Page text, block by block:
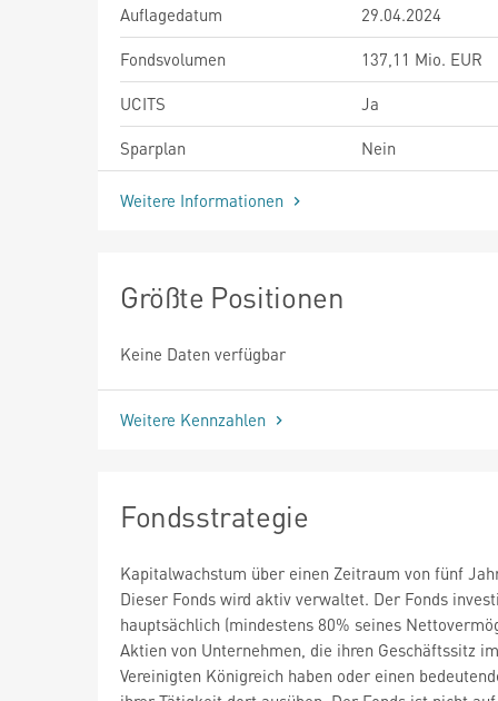
Auflagedatum
29.04.2024
Fondsvolumen
137,11 Mio. EUR
UCITS
Ja
Sparplan
Nein
Weitere Informationen
Größte Positionen
Keine Daten verfügbar
Weitere Kennzahlen
Fondsstrategie
Kapitalwachstum über einen Zeitraum von fünf
Dieser Fonds wird aktiv verwaltet. Der Fonds
hauptsächlich (mindestens 80% seines
Aktien von Unternehmen, die ihren Geschäftssitz im
Vereinigten Königreich haben oder einen